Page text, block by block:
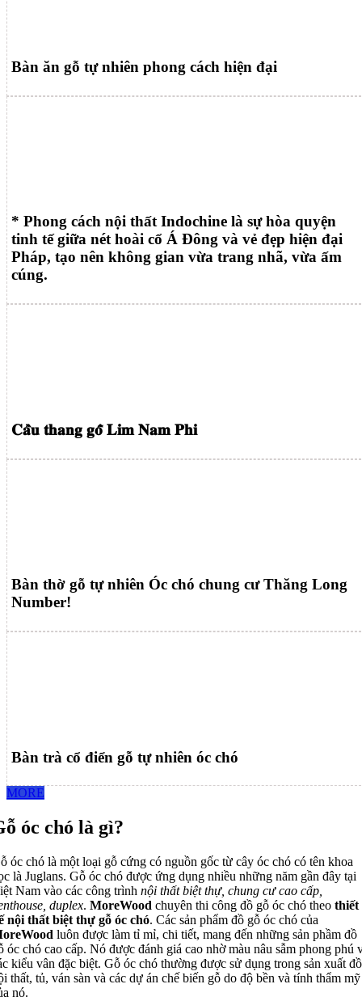
Bàn ăn gỗ tự nhiên phong cách hiện đại
* Phong cách nội thất Indochine là sự hòa quyện
tinh tế giữa nét hoài cổ Á Đông và vẻ đẹp hiện đại
Pháp, tạo nên không gian vừa trang nhã, vừa ấm
cúng.
𝐂𝐚̂̀𝐮 𝐭𝐡𝐚𝐧𝐠 𝐠𝐨̂̃ 𝐋𝐢𝐦 𝐍𝐚𝐦 𝐏𝐡𝐢
Bàn thờ gỗ tự nhiên Óc chó chung cư Thăng Long
Number!
Bàn trà cổ điển gỗ tự nhiên óc chó
MORE
óc chó là gì?
óc chó là một loại gỗ cứng có nguồn gốc từ cây óc chó có tên khoa
là Juglans. Gỗ óc chó được ứng dụng nhiều những năm gần đây tại
Nam vào các công trình nội thất biệt thự, chung cư cao cấp,
duplex. MoreWood chuyên thi công đồ gỗ óc chó theothiết
nội thất biệt thự gỗ óc chó. Các sản phẩm đồ gỗ óc chó của
luôn được làm tỉ mỉ, chi tiết, mang đến những sản phầm đồ
óc chó cao cấp. Nó được đánh giá cao nhờ màu nâu sẫm phong phú
kiểu vân đặc biệt. Gỗ óc chó thường được sử dụng trong sản xuất đồ
thất, tủ, ván sàn và các dự án chế biến gỗ do độ bền và tính thẩm mỹ
nó.